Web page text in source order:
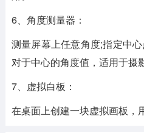
6、角度测量器：
测量屏幕上任意角度;指定中
对于中心的角度值，适用于摄
7、虚拟白板：
在桌面上创建一块虚拟画板，